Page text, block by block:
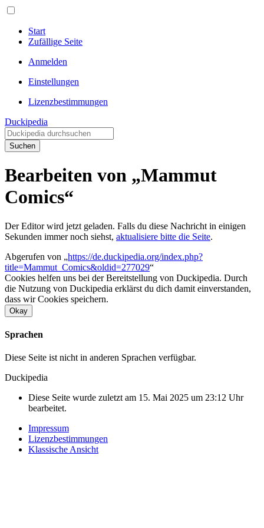
Start
Zufällige Seite
Anmelden
Einstellungen
Lizenzbestimmungen
Duckipedia
Suchen
Bearbeiten von „Mammut
Comics“
Der Editor wird jetzt geladen. Falls du diese Nachricht in einigen
Sekunden immer noch siehst, aktualisiere bitte die Seite.
Abgerufen von „https://de.duckipedia.org/index.php?
title=Mammut_Comics&oldid=277029“
Cookies helfen uns bei der Bereitstellung von Duckipedia. Durch
die Nutzung von Duckipedia erklärst du dich damit einverstanden,
dass wir Cookies speichern.
Okay
Sprachen
Diese Seite ist nicht in anderen Sprachen verfügbar.
Duckipedia
Diese Seite wurde zuletzt am 15. Mai 2025 um 23:12 Uhr
bearbeitet.
Impressum
Lizenzbestimmungen
Klassische Ansicht